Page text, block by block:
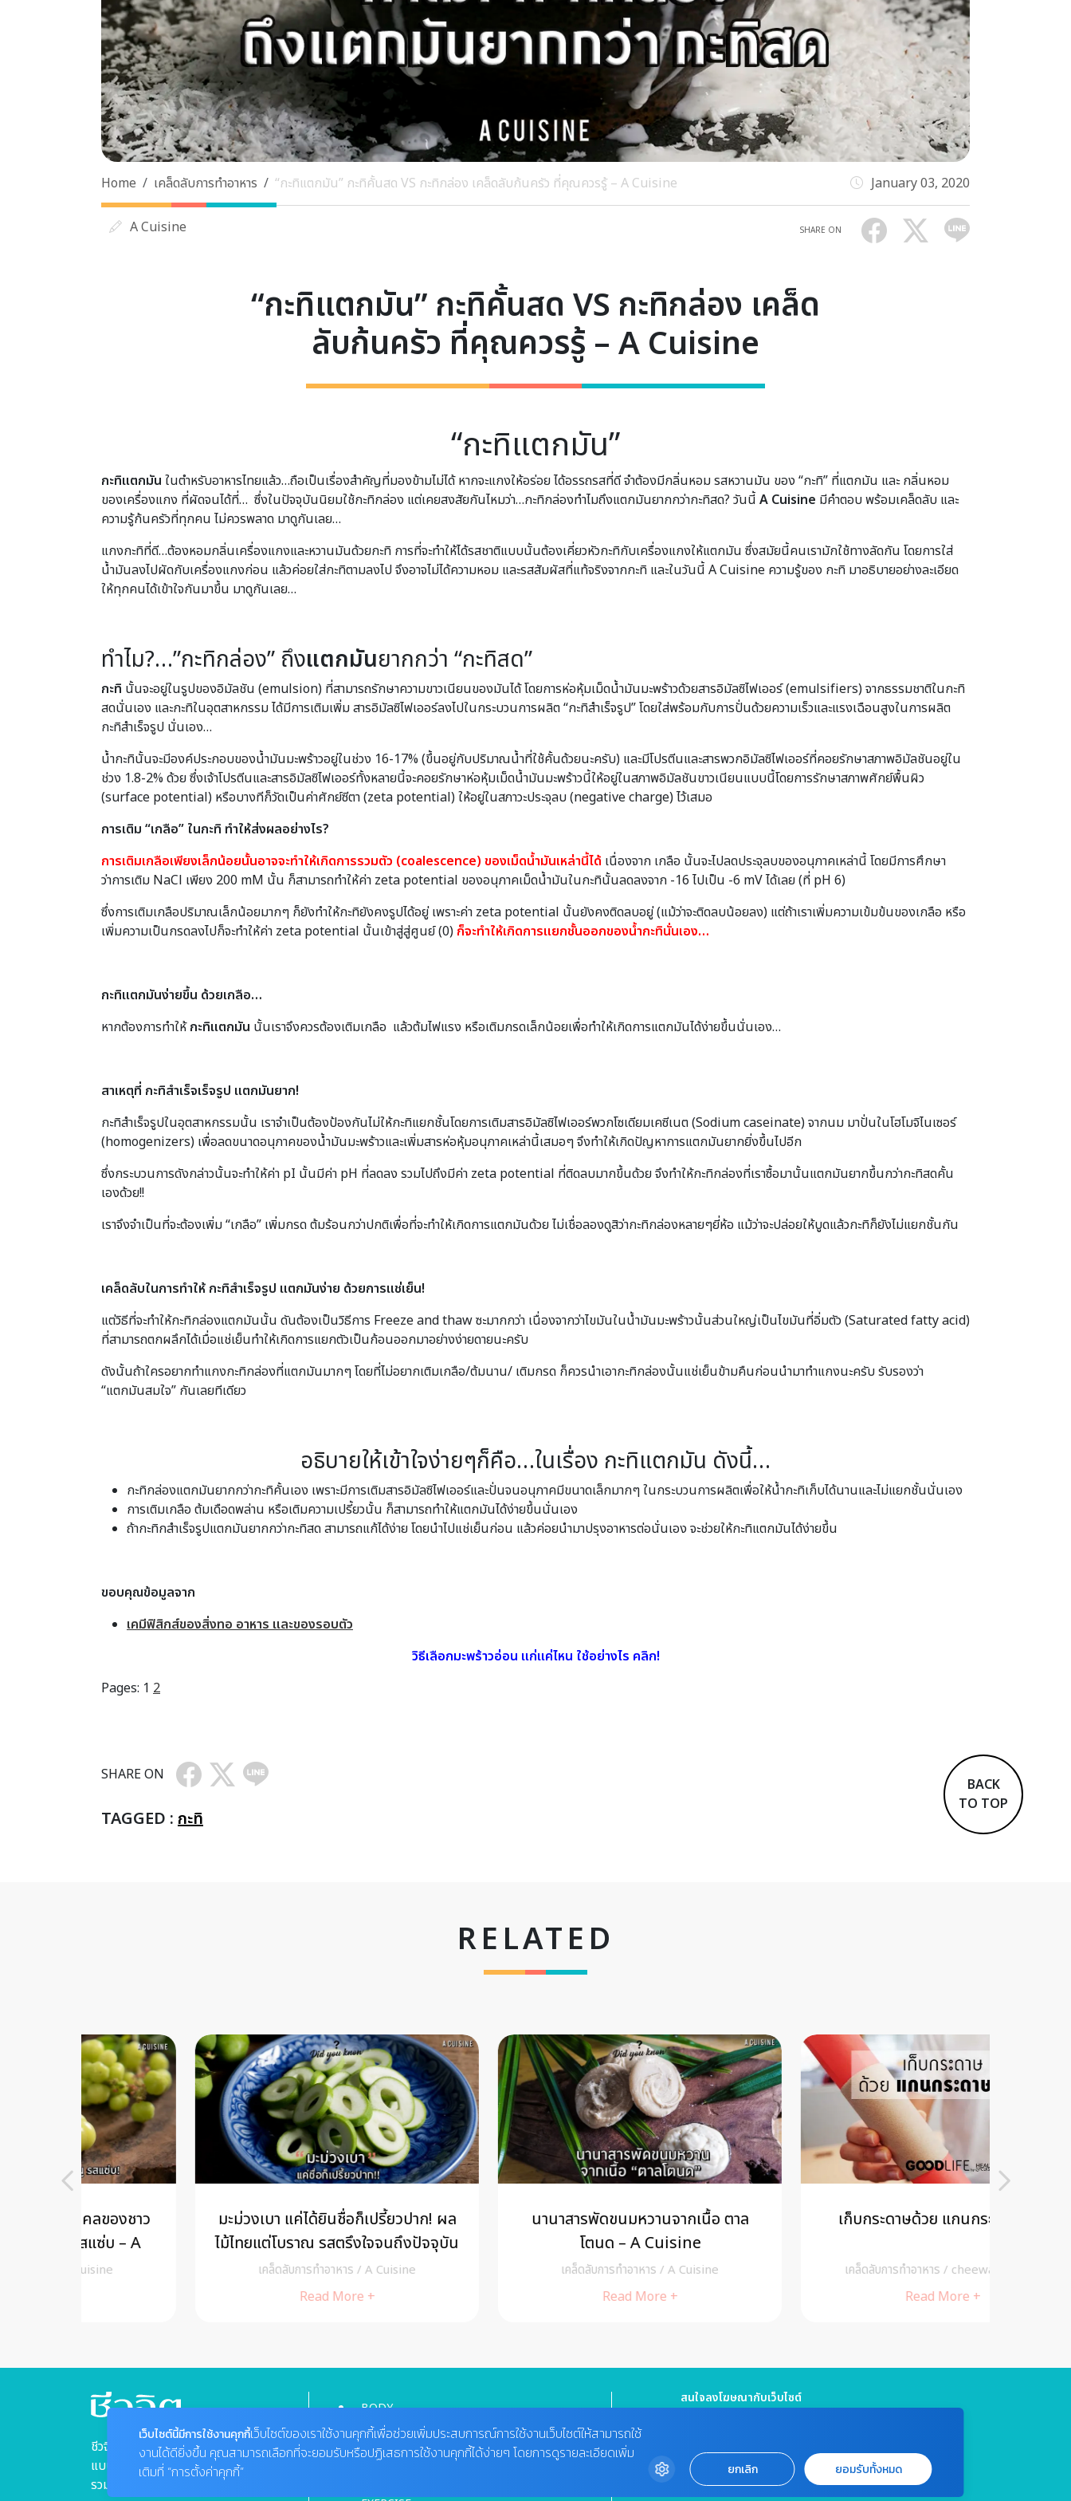
Home เคล็ดลับการทำอาหาร “กะทิแตกมัน” กะทิคั้นสด VS กะทิกล่อง เคล็ดลับก้นครัว ที่คุณควรรู้ – A Cuisine January 03, 2020
A Cuisine SHARE ON
“กะทิแตกมัน” กะทิคั้นสด VS กะทิกล่อง เคล็ด
ลับก้นครัว ที่คุณควรรู้ – A Cuisine
“กะทิแตกมัน”
กะทิแตกมัน ในตำหรับอาหารไทยแล้ว…ถือเป็นเรื่องสำคัญที่มองข้ามไม่ได้ หากจะแกงให้อร่อย ได้อรรถรสที่ดี จำต้องมีกลิ่นหอม รสหวานมัน ของ “กะทิ” ที่แตกมัน และ กลิ่นหอม
ของเครื่องแกง ที่ผัดจนได้ที่… ซึ่งในปัจจุบันนิยมใช้กะทิกล่อง แต่เคยสงสัยกันไหมว่า…กะทิกล่องทำไมถึงแตกมันยากกว่ากะทิสด? วันนี้ A Cuisine มีคำตอบ พร้อมเคล็ดลับ และ
ความรู้ก้นครัวที่ทุกคน ไม่ควรพลาด มาดูกันเลย…
แกงกะทิที่ดี…ต้องหอมกลิ่นเครื่องแกงและหวานมันด้วยกะทิ การที่จะทำให้ได้รสชาติแบบนั้นต้องเคี่ยวหัวกะทิกับเครื่องแกงให้แตกมัน ซึ่งสมัยนี้คนเรามักใช้ทางลัดกัน โดยการใส่
น้ำมันลงไปผัดกับเครื่องแกงก่อน แล้วค่อยใส่กะทิตามลงไป จึงอาจไม่ได้ความหอม และรสสัมผัสที่แท้จริงจากกะทิ และในวันนี้ A Cuisine ความรู้ของ กะทิ มาอธิบายอย่างละเอียด
ให้ทุกคนได้เข้าใจกันมาขึ้น มาดูกันเลย…
ทำไม?…”กะทิกล่อง” ถึงแตกมันยากกว่า “กะทิสด”
กะทิ นั้นจะอยู่ในรูปของอิมัลชัน (emulsion) ที่สามารถรักษาความขาวเนียนของมันได้ โดยการห่อหุ้มเม็ดน้ำมันมะพร้าวด้วยสารอิมัลซิไฟเออร์ (emulsifiers) จากธรรมชาติในกะทิ
สดนั่นเอง และกะทิในอุตสาหกรรม ได้มีการเติมเพิ่ม สารอิมัลซิไฟเออร์ลงไปในกระบวนการผลิต “กะทิสำเร็จรูป” โดยใส่พร้อมกับการปั่นด้วยความเร็วและแรงเฉือนสูงในการผลิต
กะทิสำเร็จรูป นั่นเอง…
น้ำกะทินั้นจะมีองค์ประกอบของน้ำมันมะพร้าวอยู่ในช่วง 16-17% (ขึ้นอยู่กับปริมาณน้ำที่ใช้คั้นด้วยนะครับ) และมีโปรตีนและสารพวกอิมัลซิไฟเออร์ที่คอยรักษาสภาพอิมัลชันอยู่ใน
ช่วง 1.8-2% ด้วย ซึ่งเจ้าโปรตีนและสารอิมัลซิไฟเออร์ทั้งหลายนี้จะคอยรักษาห่อหุ้มเม็ดน้ำมันมะพร้าวนี้ให้อยู่ในสภาพอิมัลชันขาวเนียนแบบนี้โดยการรักษาสภาพศักย์พื้นผิว
(surface potential) หรือบางทีก็วัดเป็นค่าศักย์ซีตา (zeta potential) ให้อยู่ในสภาวะประจุลบ (negative charge) ไว้เสมอ
การเติม “เกลือ” ในกะทิ ทำให้ส่งผลอย่างไร?
การเติมเกลือเพียงเล็กน้อยนั้นอาจจะทำให้เกิดการรวมตัว (coalescence) ของเม็ดน้ำมันเหล่านี้ได้ เนื่องจาก เกลือ นั้นจะไปลดประจุลบของอนุภาคเหล่านี้ โดยมีการศึกษา
ว่าการเติม NaCl เพียง 200 mM นั้น ก็สามารถทำให้ค่า zeta potential ของอนุภาคเม็ดน้ำมันในกะทินั้นลดลงจาก -16 ไปเป็น -6 mV ได้เลย (ที่ pH 6)
ซึ่งการเติมเกลือปริมาณเล็กน้อยมากๆ ก็ยังทำให้กะทิยังคงรูปได้อยู่ เพราะค่า zeta potential นั้นยังคงติดลบอยู่ (แม้ว่าจะติดลบน้อยลง) แต่ถ้าเราเพิ่มความเข้มข้นของเกลือ หรือ
เพิ่มความเป็นกรดลงไปก็จะทำให้ค่า zeta potential นั้นเข้าสู่สู่ศูนย์ (0) ก็จะทำให้เกิดการแยกชั้นออกของน้ำกะทินั่นเอง…
กะทิแตกมันง่ายขึ้น ด้วยเกลือ…
หากต้องการทำให้กะทิแตกมัน นั้นเราจึงควรต้องเติมเกลือ แล้วต้มไฟแรง หรือเติมกรดเล็กน้อยเพื่อทำให้เกิดการแตกมันได้ง่ายขึ้นนั่นเอง…
สาเหตุที่ กะทิสำเร็จเร็จรูป แตกมันยาก!
กะทิสำเร็จรูปในอุตสาหกรรมนั้น เราจำเป็นต้องป้องกันไม่ให้กะทิแยกชั้นโดยการเติมสารอิมัลซิไฟเออร์พวกโซเดียมเคซีเนต (Sodium caseinate) จากนม มาปั่นในโฮโมจิไนเซอร์
(homogenizers) เพื่อลดขนาดอนุภาคของน้ำมันมะพร้าวและเพิ่มสารห่อหุ้มอนุภาคเหล่านี้เสมอๆ จึงทำให้เกิดปัญหาการแตกมันยากยิ่งขึ้นไปอีก
ซึ่งกระบวนการดังกล่าวนั้นจะทำให้ค่า pI นั้นมีค่า pH ที่ลดลง รวมไปถึงมีค่า zeta potential ที่ติดลบมากขึ้นด้วย จึงทำให้กะทิกล่องที่เราซื้อมานั้นแตกมันยากขึ้นกว่ากะทิสดคั้น
เองด้วย!!
เราจึงจำเป็นที่จะต้องเพิ่ม “เกลือ” เพิ่มกรด ต้มร้อนกว่าปกติเพื่อที่จะทำให้เกิดการแตกมันด้วย ไม่เชื่อลองดูสิว่ากะทิกล่องหลายๆยี่ห้อ แม้ว่าจะปล่อยให้บูดแล้วกะทิก็ยังไม่แยกชั้นกัน
เคล็ดลับในการทำให้ กะทิสำเร็จรูป แตกมันง่าย ด้วยการแช่เย็น!
แต่วิธีที่จะทำให้กะทิกล่องแตกมันนั้น ดันต้องเป็นวิธีการ Freeze and thaw ซะมากกว่า เนื่องจากว่าไขมันในน้ำมันมะพร้าวนั้นส่วนใหญ่เป็นไขมันที่อิ่มตัว (Saturated fatty acid)
ที่สามารถตกผลึกได้เมื่อแช่เย็นทำให้เกิดการแยกตัวเป็นก้อนออกมาอย่างง่ายดายนะครับ
ดังนั้นถ้าใครอยากทำแกงกะทิกล่องที่แตกมันมากๆ โดยที่ไม่อยากเติมเกลือ/ต้มนาน/ เติมกรด ก็ควรนำเอากะทิกล่องนั้นแช่เย็นข้ามคืนก่อนนำมาทำแกงนะครับ รับรองว่า
“แตกมันสมใจ” กันเลยทีเดียว
อธิบายให้เข้าใจง่ายๆก็คือ…ในเรื่อง กะทิแตกมัน ดังนี้…
กะทิกล่องแตกมันยากกว่ากะทิคั้นเอง เพราะมีการเติมสารอิมัลซิไฟเออร์และปั่นจนอนุภาคมีขนาดเล็กมากๆ ในกระบวนการผลิตเพื่อให้น้ำกะทิเก็บได้นานและไม่แยกชั้นนั่นเอง
การเติมเกลือ ต้มเดือดพล่าน หรือเติมความเปรี้ยวนั้น ก็สามารถทำให้แตกมันได้ง่ายขึ้นนั่นเอง
ถ้ากะทิกสำเร็จรูปแตกมันยากกว่ากะทิสด สามารถแก้ได้ง่าย โดยนำไปแช่เย็นก่อน แล้วค่อยนำมาปรุงอาหารต่อนั่นเอง จะช่วยให้กะทิแตกมันได้ง่ายขึ้น
ขอบคุณข้อมูลจาก
เคมีฟิสิกส์ของสิ่งทอ อาหาร และของรอบตัว
วิธีเลือกมะพร้าวอ่อน แก่แค่ไหน ใช้อย่างไร คลิก!
Pages: 1 2
SHARE ON
TAGGED : กะทิ
BACK
TO TOP
RELATED
มะม่วงเบา แค่ได้ยินชื่อก็เปรี้ยวปาก! ผล
ไม้ไทยแต่โบราณ รสตรึงใจจนถึงปัจจุบัน
/A Cuisine
นานาสารพัดขนมหวานจากเนื้อ ตาล
โตนด – A Cuisine
/A Cuisine
เก็บกระดาษด้วย แกนกระดาษทิชชู
/cheewajitmedia
ชีวจิตแนวความคิดเรื่องสุขภาพ
แบบองค์รวม "ชีว" ที่หมายถึง "กาย"
รวมเข้ากับ "จิต" ที่หมายถึง "ใจ"
BODY
MIND
VIDEO
สนใจลงโฆษณากับเว็บไซต์
ติดต่อแจ้งปัญหาหรือร้องเรียน
02-422-9999 ต่อ 4180 / (จันทร์ - ศุกร์ เวลา 09.00 - 18.00 น)
bdcx@amarin.co.th
เว็บไซต์นี้มีการใช้งานคุกกี้เว็บไซต์ของเราใช้งานคุกกี้เพื่อช่วยเพิ่มประสบการณ์การใช้งานเว็บไซต์ให้สามารถใช้
งานได้ดียิ่งขึ้น คุณสามารถเลือกที่จะยอมรับหรือปฏิเสธการใช้งานคุกกี้ได้ง่ายๆ โดยการดูรายละเอียดเพิ่ม
เติมที่ “การตั้งค่าคุกกี้”
ยกเลิก ยอมรับทั้งหมด